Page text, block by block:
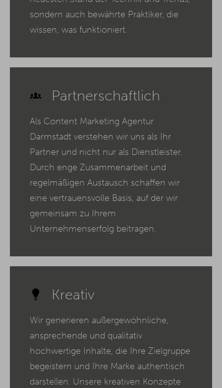
sondern auch bewährte Praktiker, die
wissen, was funktioniert.
Partnerschaftlich
Als Content Marketing Agentur
Darmstadt verstehen wir uns als Ihr
Partner und nicht nur als Dienstleister.
Durch enge Zusammenarbeit und
regelmäßigen Austausch schaffen wir
eine vertrauensvolle Basis, auf der wir
gemeinsam zu Ihrem
Unternehmenserfolg beitragen.
Kreativ
Wir generieren außergewöhnliche,
ansprechende und qualitativ
hochwertige Inhalte, die Ihre Zielgruppe
begeistern und Ihre Marke authentisch
darstellen. Unsere kreativen Konzepte